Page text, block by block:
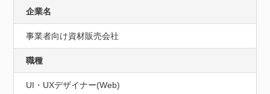
企業名
事業者向け資材販売会社
職種
UI・UXデザイナー(Web)